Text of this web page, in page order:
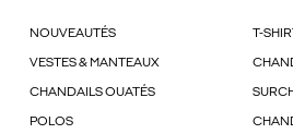
NOUVEAUTÉS T-
VESTES & MANTEAUX
CHANDAILS OUATÉS
POLOS